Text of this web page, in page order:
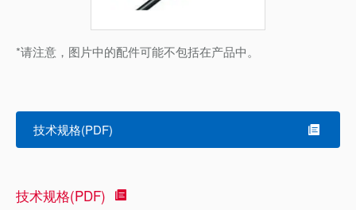
*请注意，图片中的配件可能不包括在产品中。
技术规格(PDF)
技术规格(PDF)